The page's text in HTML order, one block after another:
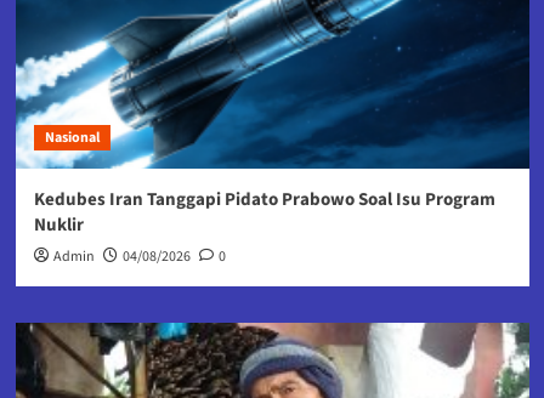
Nasional
Kedubes Iran Tanggapi Pidato Prabowo Soal Isu Program
Nuklir
Admin 04/08/2026 0